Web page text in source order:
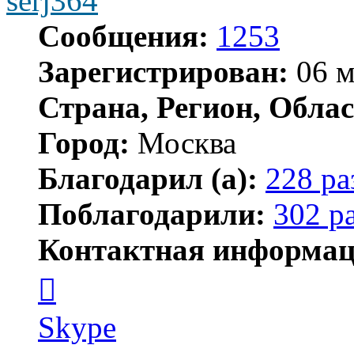
Сообщения: 1253
Зарегистрирован: 06
Страна, Регион,
Город: Москва
Благодарил (а): 228
Поблагодарили: 302
Контактная
пользователя
serj364
Skype